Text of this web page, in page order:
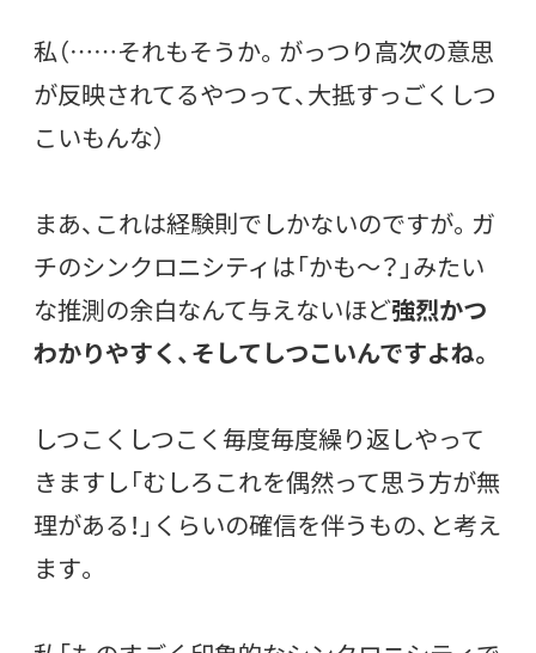
私（……それもそうか。がっつり高次の意思
が反映されてるやつって、大抵すっごくしつ
こいもんな）
まあ、これは経験則でしかないのですが。ガ
チのシンクロニシティは「かも〜？」みたい
な推測の余白なんて与えないほど強烈かつ
わかりやすく、そしてしつこいんですよね。
しつこくしつこく毎度毎度繰り返しやって
きますし「むしろこれを偶然って思う方が無
理がある！」くらいの確信を伴うもの、と考え
ます。